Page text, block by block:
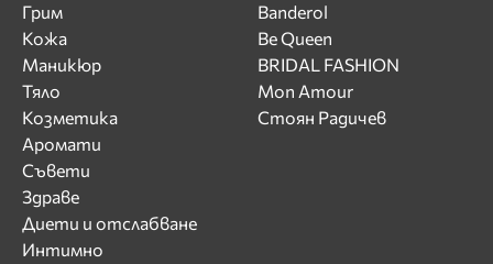
Грим
Кожа
Маникюр
Тяло
Козметика
Аромати
Съвети
Здраве
Диети и отслабване
Интимно
Banderol
Be Queen
BRIDAL FASHION
Mon Amour
Стоян Радичев